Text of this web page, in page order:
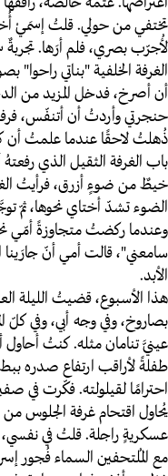
تختفي من حولي. قلتُ إسمَيْ
لأُجرّب بصري، فلم أرَها.
الغرفة الخلفية "بناتي راحوا"
أن أصرخ، فدخل المزيد من
حنجرتي وأردتُ أن أتنفّس،
ذُهلتُ لاحقًا عندما علمتُ أن
باب الغرفة الثقيل الذي
خيطٌ من ضوءٍ أزرق، فرأيتُ
الضوء تشدّ أختاي نحوها، ثمّ
وعندما ركضتُ متجاوزةً أمّي
سامعني"، قالت أمي أنّ جارَينا
الأبد.
هذا الأسبوع، قضيتُ الليلة
بصاروخ، وفي وجه أبي، وفي كلّ
عينيَّ تنامان مثله. كنتُ
طفلةً لأراقب ارتفاع صدره
احترامًا لقيلولته. فكّرت في
يُحاول اقتحام غرفة الجلوس
عسكريةٍ راجلة. قلتُ في
مع المُلتحفين السماء فُجور